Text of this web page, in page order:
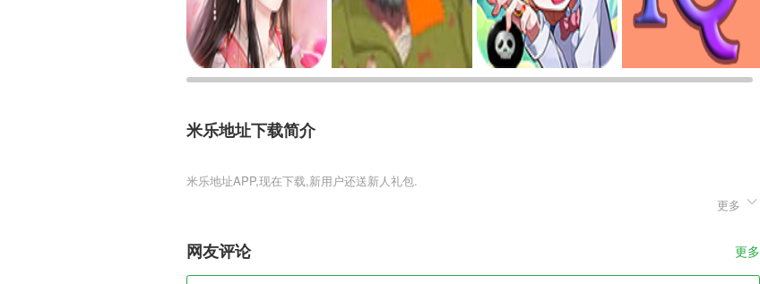
米乐地址下载简介
米乐地址
米乐地址是一款经典的仙侠题材角色扮演类手游，采用最新的3D游戏引擎打造，精致高清的游戏画面，丰富多样
米乐地址软件特色
更多
网友评论 更多